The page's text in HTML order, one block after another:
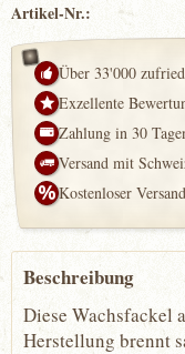
Artikel-Nr.:
Über 33'000
Exzellente
Zahlung in 30
Versand mit
Kostenloser
Beschreibung
Diese Wachsfackel
Herstellung brennt